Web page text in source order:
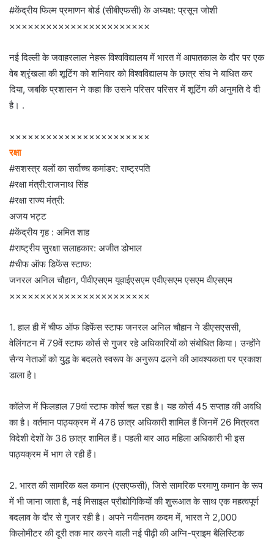
#केंद्रीय फिल्म प्रमाणन बोर्ड (सीबीएफसी) के अध्यक्ष: प्रसून जोशी
×××××××××××××××××××××××
नई दिल्ली के जवाहरलाल नेहरू विश्वविद्यालय में भारत में आपातकाल के दौर पर एक
वेब श्रृंखला की शूटिंग को शनिवार को विश्वविद्यालय के छात्र संघ ने बाधित कर
दिया, जबकि प्रशासन ने कहा कि उसने परिसर परिसर में शूटिंग की अनुमति दे दी
है। .
×××××××××××××××××××××××
रक्षा
#सशस्त्र बलों का सर्वोच्च कमांडर: राष्ट्रपति
#रक्षा मंत्री:राजनाथ सिंह
#रक्षा राज्य मंत्री:
अजय भट्ट
#केंद्रीय गृह : अमित शाह
#राष्ट्रीय सुरक्षा सलाहकार: अजीत डोभाल
#चीफ ऑफ डिफेंस स्टाफ:
जनरल अनिल चौहान, पीवीएसएम यूवाईएसएम एवीएसएम एसएम वीएसएम
×××××××××××××××××××××××
1. हाल ही में चीफ ऑफ डिफेंस स्टाफ जनरल अनिल चौहान ने डीएसएससी,
वेलिंगटन में 79वें स्टाफ कोर्स से गुजर रहे अधिकारियों को संबोधित किया। उन्होंने
सैन्य नेताओं को युद्ध के बदलते स्वरूप के अनुरूप ढलने की आवश्यकता पर प्रकाश
डाला है।
कॉलेज में फिलहाल 79वां स्टाफ कोर्स चल रहा है। यह कोर्स 45 सप्ताह की अवधि
का है। वर्तमान पाठ्यक्रम में 476 छात्र अधिकारी शामिल हैं जिनमें 26 मित्रवत
विदेशी देशों के 36 छात्र शामिल हैं। पहली बार आठ महिला अधिकारी भी इस
पाठ्यक्रम में भाग ले रही हैं।
2. भारत की सामरिक बल कमान (एसएफसी), जिसे सामरिक परमाणु कमान के रूप
में भी जाना जाता है, नई मिसाइल प्रौद्योगिकियों की शुरूआत के साथ एक महत्वपूर्ण
बदलाव के दौर से गुजर रही है। अपने नवीनतम कदम में, भारत ने 2,000
किलोमीटर की दूरी तक मार करने वाली नई पीढ़ी की अग्नि-प्राइम बैलिस्टिक